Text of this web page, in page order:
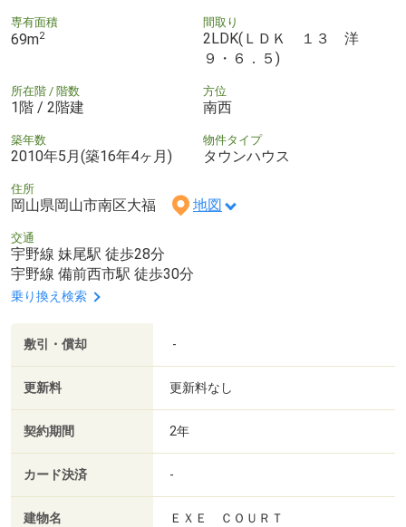
専有面積
69m2
間取り
2LDK(ＬＤＫ １３ 洋
９・６．５)
所在階 / 階数
1階 / 2階建
方位
南西
築年数
2010年5月(築16年4ヶ月)
物件タイプ
タウンハウス
住所
岡山県岡山市南区大福 地図
交通
宇野線 妹尾駅 徒歩28分
宇野線 備前西市駅 徒歩30分
乗り換え検索
敷引・償却 -
更新料 更新料なし
契約期間 2年
カード決済 -
建物名 ＥＸＥ ＣＯＵＲＴ